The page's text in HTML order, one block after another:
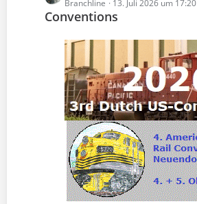
e
t
Branchline 13. Juli 2026 um 17:20
Conventions